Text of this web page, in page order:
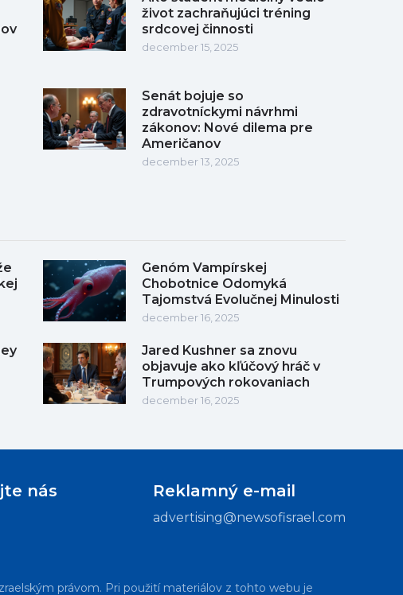
život zachraňujúci tréning
srdcovej činnosti
december 15, 2025
Senát bojuje so
zdravotníckymi návrhmi
zákonov: Nové dilema pre
Američanov
december 13, 2025
Genóm Vampírskej
Chobotnice Odomyká
Tajomstvá Evolučnej Minulosti
december 16, 2025
Jared Kushner sa znovu
objavuje ako kľúčový hráč v
Trumpových rokovaniach
december 16, 2025
nás Reklamný e-mail
advertising@newsofisrael.com
právom. Pri použití materiálov z tohto webu je